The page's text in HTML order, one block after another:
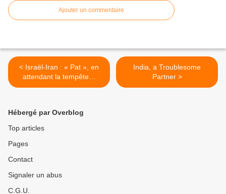
Ajouter un commentaire
< Israël-Iran : « Pat », en
attendant la tempête…
India, a Troublesome
Partner >
Hébergé par Overblog
Top articles
Pages
Contact
Signaler un abus
C.G.U.